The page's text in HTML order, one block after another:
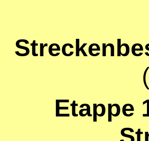
Etappe